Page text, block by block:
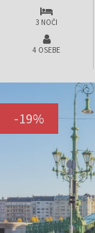
3 NOČI
4 OSEBE
-19%